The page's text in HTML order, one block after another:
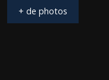
+ de photos